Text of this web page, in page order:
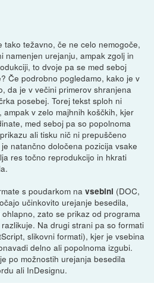
tako težavno, če ne celo nemogoče,
namenjen urejanju, ampak zgolj in
to dvoje pa se med seboj
Če podrobno pogledamo, kako je v
da je v večini primerov shranjena
posebej. Torej tekst sploh ni
v zelo majhnih koščkih, kjer
med seboj pa so popolnoma
ali tisku nič ni prepuščeno
natančno določena pozicija vsake
res točno reprodukcijo in hkrati
s poudarkom navsebini (DOC,
učinkovito urejanje besedila,
zato se prikaz od programa
Na drugi strani pa so formati
slikovni formati), kjer je vsebina
delno ali popolnoma izgubi.
po možnostih urejanja besedila
ali InDesignu.